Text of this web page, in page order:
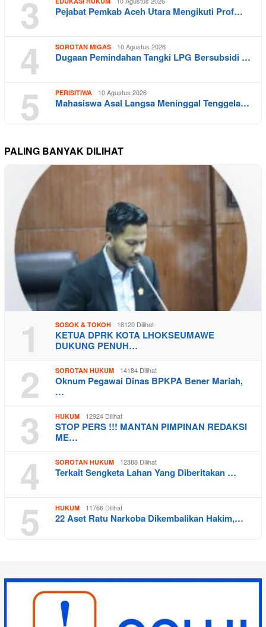
3 Pejabat Pemkab Aceh Utara Mengikuti Prof…
4 SOROTAN MIGAS 10 Agustus 2026
Dugaan Pemindahan Tangki LPG Bersubsidi …
5 PERISITIWA 10 Agustus 2026
Mahasiswa Asal Langsa Meninggal Tenggela…
PALING BANYAK DILIHAT
1 SOSOK & TOKOH 18120 Dilihat
KETUA DPRK KOTA LHOKSEUMAWE
DUKUNG PENUH…
2 SOROTAN HUKUM 14184 Dilihat
Oknum Pegawai Dinas BPKPA Bener Mariah,
…
3 HUKUM 12924 Dilihat
STOP PERS !!! MANTAN PIMPINAN REDAKSI
ME…
4 SOROTAN HUKUM 12888 Dilihat
Terkait Sengketa Lahan Yang Diberitakan …
5 HUKUM 11766 Dilihat
22 Aset Ratu Narkoba Dikembalikan Hakim,…